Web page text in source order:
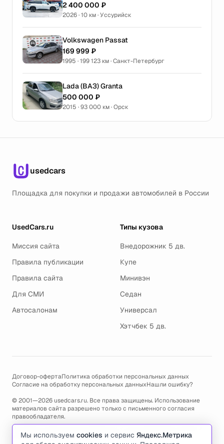
2 400 000 ₽
2026 · 10 км · Уссурийск
Volkswagen Passat
169 999 ₽
1995 · 199 123 км · Санкт-Петербург
Lada (ВАЗ) Granta
500 000 ₽
2015 · 93 000 км · Орск
usedcars
Площадка для покупки и продажи автомобилей в России
UsedCars.ru
Миссия сайта
Правила публикации
Правила сайта
Для СМИ
Автосалонам
Типы кузова
Внедорожник 5 дв.
Купе
Минивэн
Седан
Универсал
Хэтчбек 5 дв.
Договор-офертаПолитика обработки персональных данных
Согласие на обработку персональных данныхНашли ошибку?
© 2001—2026 usedcars.ru. Все права защищены. Использование
материалов сайта разрешено только с письменного согласия
правообладателя.
Пользуясь сайтом, вы соглашаетесь с использованием cookies и
политикой обработки персональных данных.
Мы используем cookies и сервис Яндекс.Метрика